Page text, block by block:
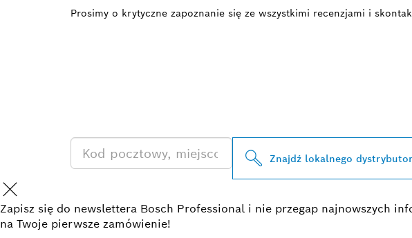
Prosimy o krytyczne zapoznanie się ze wszystkimi recenzjami i
Znajdź lokalnego
Zapisz się do newslettera Bosch Professional i nie przegap najnowszych
na Twoje pierwsze zamówienie!